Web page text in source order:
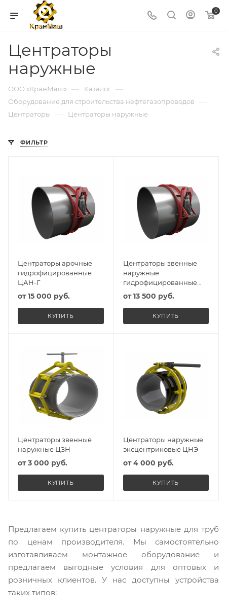
0
Центраторы
наружные
ООО «КранМаш» — Каталог —
Оборудование для строительства нефтегазопроводов —
Центраторы — Центраторы наружные
ФИЛЬТР
Центраторы арочные
гидрофицированные
ЦАН-Г
от15 000 руб.
КУПИТЬ
Центраторы звенные
наружные
гидрофицированные
ЦЗН-Г
от13 500 руб.
КУПИТЬ
Центраторы звенные
наружные ЦЗН
от3 000 руб.
КУПИТЬ
Центраторы наружные
эксцентриковые ЦНЭ
от4 000 руб.
КУПИТЬ
Предлагаем купить центраторы наружные для труб
по ценам производителя. Мы самостоятельно
изготавливаем монтажное оборудование и
предлагаем выгодные условия для оптовых и
розничных клиентов. У нас доступны устройства
таких типов: